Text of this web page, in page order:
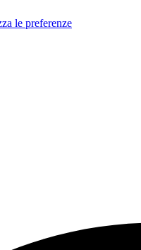
le preferenze